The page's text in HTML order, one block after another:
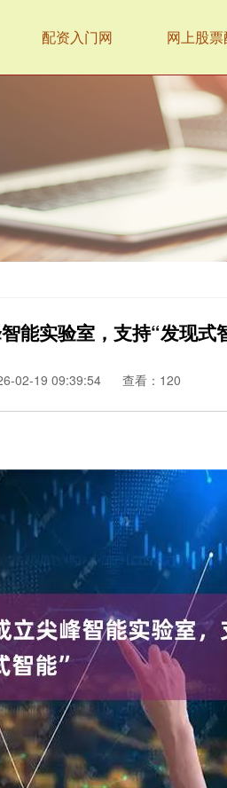
配资入门网 网上股
能实验室，支持“发现式
02-19 09:39:54 查看：120